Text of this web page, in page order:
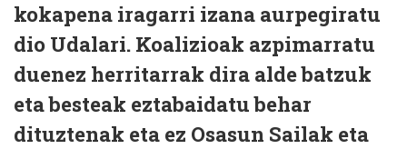
kokapena iragarri izana aurpegiratu
dio Udalari. Koalizioak azpimarratu
duenez herritarrak dira alde batzuk
eta besteak eztabaidatu behar
dituztenak eta ez Osasun Sailak eta